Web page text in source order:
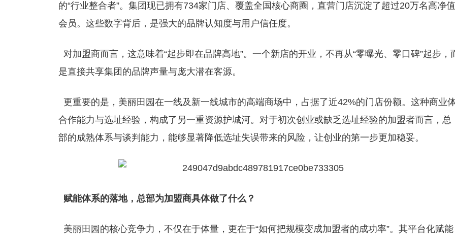
的“行业整合者”。集团现已拥有734家门店、覆盖全国核心商圈，直营门店沉淀了超过20万名高净值
会员。这些数字背后，是强大的品牌认知度与用户信任度。
对加盟商而言，这意味着“起步即在品牌高地”。一个新店的开业，不再从“零曝光、零口碑”起步，
是直接共享集团的品牌声量与庞大潜在客源。
更重要的是，美丽田园在一线及新一线城市的高端商场中，占据了近42%的门店份额。这种商业
合作能力与选址经验，构成了另一重资源护城河。对于初次创业或缺乏选址经验的加盟者而言，总
部的成熟体系与谈判能力，能够显著降低选址失误带来的风险，让创业的第一步更加稳妥。
赋能体系的落地，总部为加盟商具体做了什么？
美丽田园的核心竞争力，不仅在于体量，更在于“如何把规模变成加盟者的成功率”。其平台化赋能